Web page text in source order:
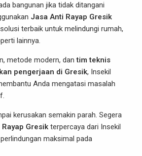
bangunan jika tidak ditangani
Jasa Anti Rayap Gresik
terbaik untuk melindungi rumah,
lainnya.
metode modern, dantim teknis
pengerjaan di Gresik, Insekil
Anda mengatasi masalah
kerusakan semakin parah. Segera
Gresik terpercaya dari Insekil
maksimal pada